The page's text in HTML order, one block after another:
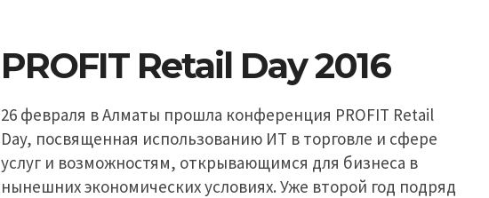
PROFIT Retail Day 2016
26 февраля в Алматы прошла конференция PROFIT Retail
Day, посвященная использованию ИТ в торговле и сфере
услуг и возможностям, открывающимся для бизнеса в
нынешних экономических условиях. Уже второй год подряд